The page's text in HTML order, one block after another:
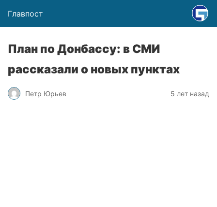
Главпост
План по Донбассу: в СМИ
рассказали о новых пунктах
Петр Юрьев 5 лет назад